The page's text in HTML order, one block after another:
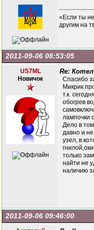
«Если ты
другим на
2011-09-06 08:53:05
US7ML
Новичок
Re: Котел
Спасибо
Микрик
т.к.
обогрев
лампочки
Дело в
давно и
узел, в
только
найти не
наличию
2011-09-06 09:46:00